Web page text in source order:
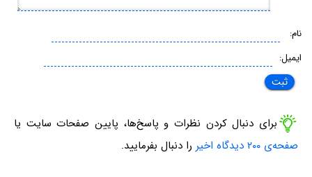
نام:
ایمیل:
برای دنبال کردن نظرات و پاسخ‌ها، پایین صفحات سایت یا
صفحه‌ی ۲۰۰ دیدگاه اخیر
را دنبال بفرمایید.